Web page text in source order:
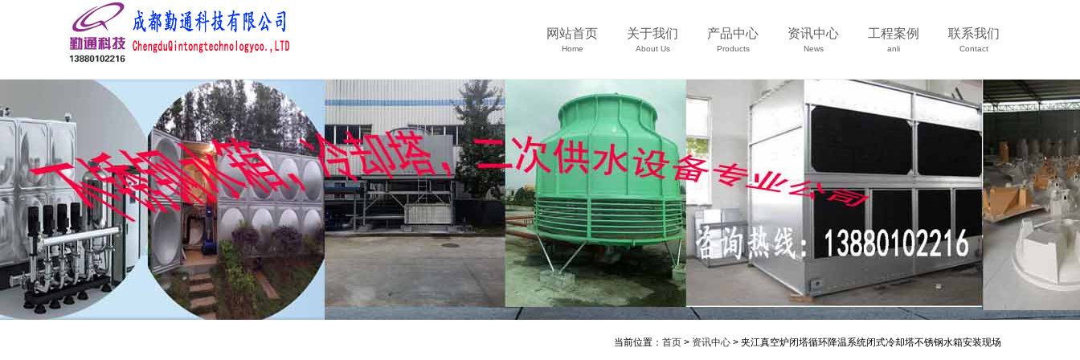
网站首页
Home
关于我们
About Us
产品中心
Products
资讯中心
News
工程案例
anli
联系我们
Contact
当前位置： 首页 > 资讯中心 > 夹江真空炉闭塔循环降温系统闭式冷却塔不锈钢水箱安装现场